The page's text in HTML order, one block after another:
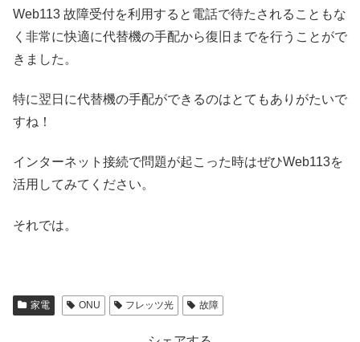
Web113 故障受付を利用すると電話で待たされることもな
く非常に快適に代替機の手配から復旧までを行うことがで
きました。
特に翌日に代替機の手配ができるのはとてもありがたいで
すね！
インターネット接続で問題が起こった時はぜひWeb113を
活用してみてください。
それでは。
家電 ONU フレッツ光 故障